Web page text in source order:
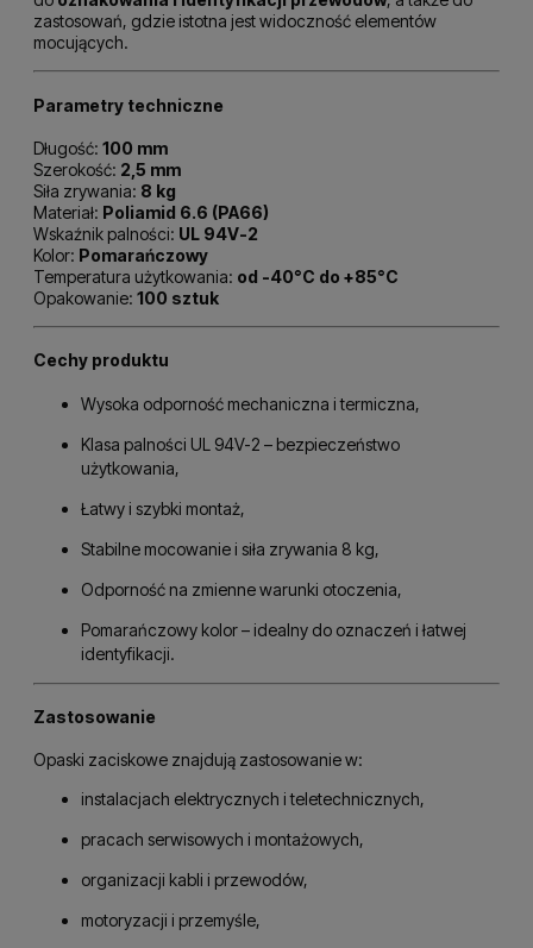
zastosowań, gdzie istotna jest widoczność elementów
mocujących.
Parametry techniczne
Długość: 100 mm
Szerokość: 2,5 mm
Siła zrywania: 8 kg
Materiał: Poliamid 6.6 (PA66)
Wskaźnik palności: UL 94V-2
Kolor: Pomarańczowy
Temperatura użytkowania: od -40°C do +85°C
Opakowanie: 100 sztuk
Cechy produktu
Wysoka odporność mechaniczna i termiczna,
Klasa palności UL 94V-2 – bezpieczeństwo
użytkowania,
Łatwy i szybki montaż,
Stabilne mocowanie i siła zrywania 8 kg,
Odporność na zmienne warunki otoczenia,
Pomarańczowy kolor – idealny do oznaczeń i łatwej
identyfikacji.
Zastosowanie
Opaski zaciskowe znajdują zastosowanie w:
instalacjach elektrycznych i teletechnicznych,
pracach serwisowych i montażowych,
organizacji kabli i przewodów,
motoryzacji i przemyśle,